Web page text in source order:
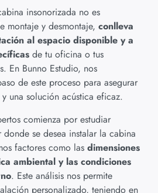
insonorizada no es
montaje y desmontaje, conlleva
al espacio disponible y a
de tu oficina o tus
En Bunno Estudio, nos
de este proceso para asegurar
una solución acústica eficaz.
comienza por estudiar
se desea instalar la cabina
factores como las dimensiones
ambiental y las condiciones
. Este análisis nos permite
personalizado, teniendo en